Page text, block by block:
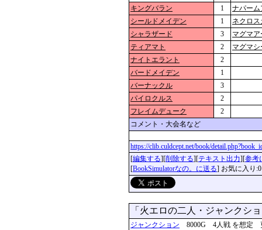
キングバラン
1
ナパーム
シールドメイデン
1
ネクロ
シャラザード
3
マグマ
ティアマト
2
マグマ
ナイトエラント
2
バードメイデン
1
バーナックル
3
パイロクルス
2
フレイムデューク
2
コメント・大会名など
https://clib.culdcept.net/book/
[編集する][削除する][テキスト出力][参考
[BookSimulatorなの。に送る] お気に入り:0
「火エロの二人・ジャンクシ
ジャンクション 8000G 4人戦 を想定 更